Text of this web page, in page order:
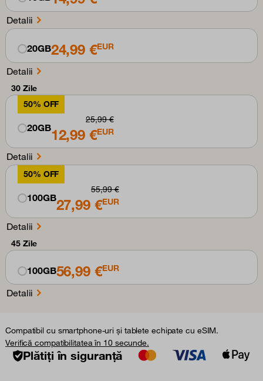
Detalii
20GB24,99 €EUR
Detalii
30 Zile
50% OFF
20GB
25,99 €
12,99 €EUR
Detalii
50% OFF
100GB
55,99 €
27,99 €EUR
Detalii
45 Zile
100GB56,99 €EUR
Detalii
Compatibil cu smartphone-uri și tablete echipate cu eSIM.
Verifică compatibilitatea în 10 secunde.
Plătiți în siguranță